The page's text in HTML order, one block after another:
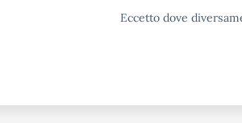
Eccetto dove